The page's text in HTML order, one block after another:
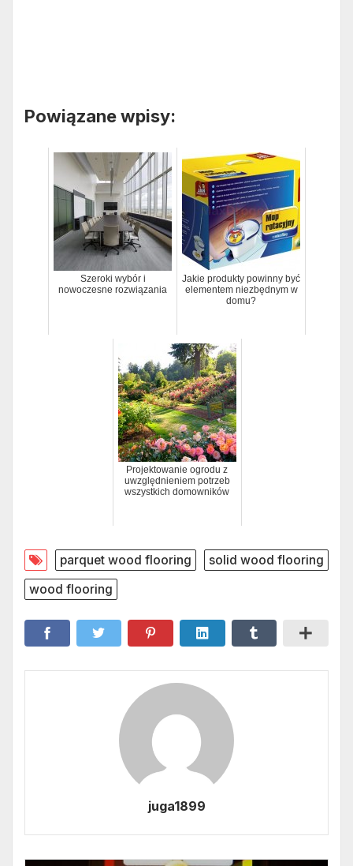
Powiązane wpisy:
Szeroki wybór i
nowoczesne rozwiązania
Jakie produkty powinny być
elementem niezbędnym w
domu?
Projektowanie ogrodu z
uwzględnieniem potrzeb
wszystkich domowników
parquet wood flooring
solid wood flooring
wood flooring
juga1899